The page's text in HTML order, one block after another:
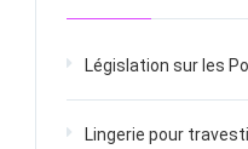
Législation sur les
Lingerie pour